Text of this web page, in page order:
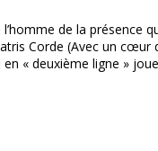
de la
Corde (Avec un cœur
« deuxième ligne »